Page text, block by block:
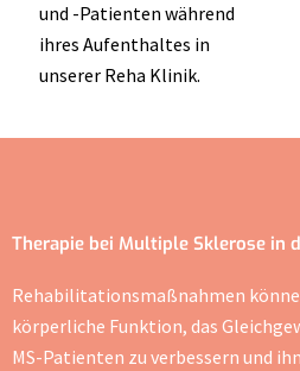
und -Patienten während
ihres Aufenthaltes in
unserer Reha Klinik.
Therapie bei Multiple Sklerose in
Rehabilitationsmaßnahmen
körperliche Funktion, das
MS-Patienten zu verbessern und